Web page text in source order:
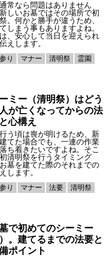
常なら問題はありません
しいお墓ではその場所で初
。何かと勝手が違うため、
しまう事もありますよね。
、安心して当日を迎えられ
えします。
り マナー 清明祭 霊園
ミー（清明祭）はどう
が亡くなってからの法
心構え
う頃は喪が明けるため、新
てた場合でも、一連の作業
ち着きたいですよね。そこ
清明祭を行うタイミング
墓を建てた際のそれまでの
します。
り マナー 法要 清明祭
で初めてのシーミー
）。建てるまでの法要と
ポイント